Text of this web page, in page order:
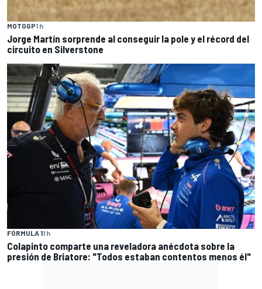
MOTOGP1 h
Jorge Martín sorprende al conseguir la pole y el récord del
circuito en Silverstone
FÓRMULA 11 h
Colapinto comparte una reveladora anécdota sobre la
presión de Briatore: "Todos estaban contentos menos él"